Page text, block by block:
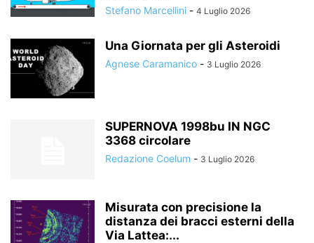
Stefano Marcellini - 4 Luglio 2026
Una Giornata per gli Asteroidi
Agnese Caramanico - 3 Luglio 2026
SUPERNOVA 1998bu IN NGC
3368 circolare
Redazione Coelum - 3 Luglio 2026
Misurata con precisione la
distanza dei bracci esterni della
Via Lattea:...